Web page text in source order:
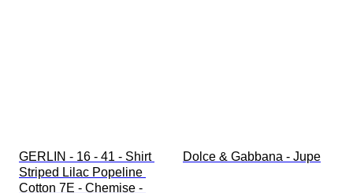
GERLIN - 16 - 41 - Shirt
Striped Lilac Popeline
Cotton 7E - Chemise -
Dolce & Gabbana - Jupe